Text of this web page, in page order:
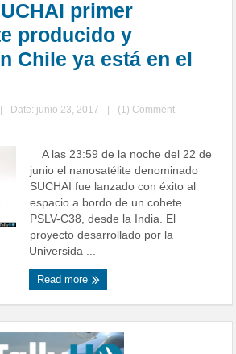
primer
producido y
Chile ya está en el
Date: junio 23, 2017
(1) Comment
A las 23:59 de la noche del 22 de
junio el nanosatélite denominado
SUCHAI fue lanzado con éxito al
espacio a bordo de un cohete
PSLV-C38, desde la India. El
proyecto desarrollado por la
Universida ...
Read more